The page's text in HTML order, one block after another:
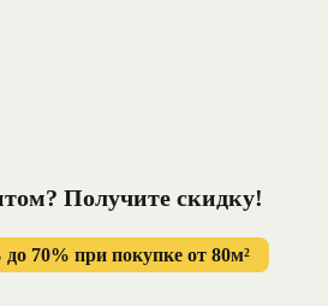
Получите скидку!
70% при покупке от 80м²